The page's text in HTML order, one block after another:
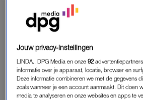
huis. Dat stilzitten, totale gebrek aan
je gedachten beviel helemaal niet zo
de eerste dagen vooral aan songteksten
om daarvoor helemaal naar Thailand
Doorzetten
Hoewel veel deelnemers afhaakten,
Jouw privacy-instellingen
LINDA., DPG Media en onze92
informatie over je apparaat, locatie, browser en
Deze informatie combineren we met de gegevens
zoals wanneer je een account aanmaakt. Dit doen
media te analyseren en onze websites en apps te